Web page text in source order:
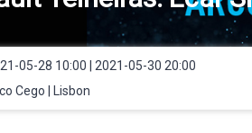
05-28 10:00 | 2021-05-30 20:00
Cego | Lisbon